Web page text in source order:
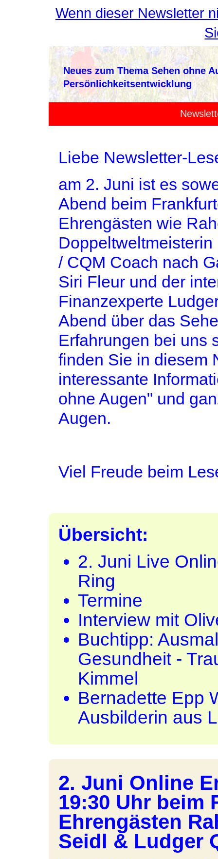
Wenn dieser Newsletter
Neues zum Thema Sehen ohne
Persönlichkeitsentwicklung
Liebe Newsletter-
am 2. Juni ist es
Abend beim
Ehrengästen wie
/ CQM Coach nach
Siri Fleur und der
Finanzexperte
Abend über das
Erfahrungen bei uns
finden Sie in diesem
interessante
ohne Augen" und
Augen.
Viel Freude beim
Übersicht:
2. Juni Live
Ring
Termine
Interview mit
Buchtipp:
Gesundheit -
Kimmel
Bernadette Epp
Ausbilderin aus
2. Juni Online
19:30 Uhr beim
Ehrengästen
Seidl & Ludger